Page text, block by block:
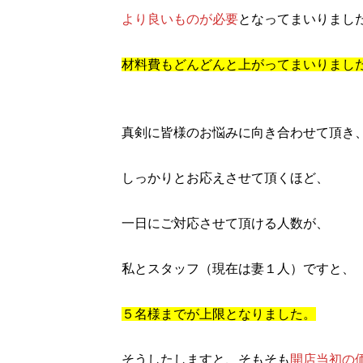
より良いものが必要となってまいりまし
材料費もどんどんと上がってまいりまし
真剣に皆様のお悩みに向き合わせて頂き、
しっかりとお応えさせて頂くほど、
一日にご対応させて頂ける人数が、
私とスタッフ（現在は妻１人）ですと、
５名様までが上限となりました。
そうしたしますと、そもそも 開店当初の